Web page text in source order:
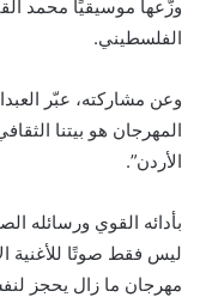
وزّعها موسيقيًا محمد
الفلسطيني.
وعن مشاركته، عبّر
المهرجان هو بيتنا
الأردن”.
بأدائه القوي ورسائله
ليس فقط صوتًا للأغنية
مهرجان ما زال يحجز